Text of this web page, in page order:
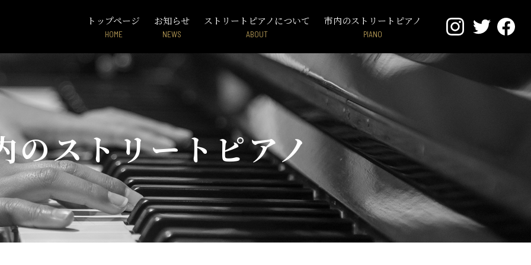
トップページ
HOME
お知らせ
NEWS
ストリートピアノについて
ABOUT
市内のストリートピアノ
PIANO
のストリートピアノ